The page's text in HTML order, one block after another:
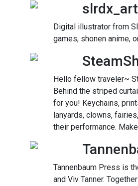
slrdx_art
Digital illustrator from
games, shonen anime,
Hello fellow traveler~
Behind the striped
for you! Keychains,
lanyards, clowns,
their performance.
Tannenbaum Press is
and Viv Tanner.